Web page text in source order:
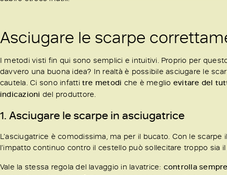
Asciugare le scarpe
I metodi visti fin qui sono semplici e intuitivi. Proprio per
davvero una buona idea? In realtà è possibile asciugare le
cautela. Ci sono infattitre metodi che è meglio evitare del
indicazioni del produttore.
1. Asciugare le scarpe in asciugatrice
L’asciugatrice è comodissima, ma per il bucato. Con le
l’impatto continuo contro il cestello può sollecitare troppo sia
Vale la stessa regola del lavaggio in lavatrice: controlla